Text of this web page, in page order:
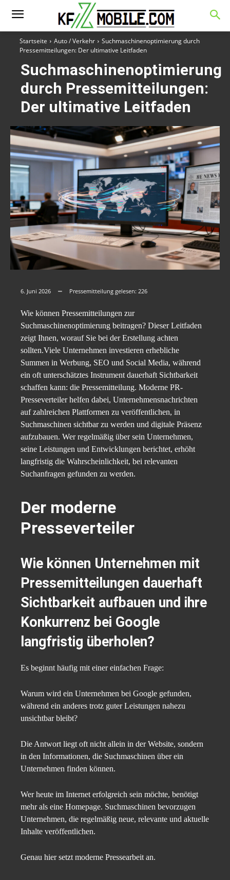
Startseite Auto / Verkehr
Suchmaschinenoptimierung durch
Pressemitteilungen: Der ultimative Leitfaden
Suchmaschinenoptimierung
durch Pressemitteilungen:
Der ultimative Leitfaden
6. Juni 2026 Pressemitteilung gelesen: 226
Wie können Pressemitteilungen zur
Suchmaschinenoptimierung beitragen? Dieser Leitfaden
zeigt Ihnen, worauf Sie bei der Erstellung achten
sollten.Viele Unternehmen investieren erhebliche
Summen in Werbung, SEO und Social Media, während
ein oft unterschätztes Instrument dauerhaft Sichtbarkeit
schaffen kann: die Pressemitteilung. Moderne PR-
Presseverteiler helfen dabei, Unternehmensnachrichten
auf zahlreichen Plattformen zu veröffentlichen, in
Suchmaschinen sichtbar zu werden und digitale Präsenz
aufzubauen. Wer regelmäßig über sein Unternehmen,
seine Leistungen und Entwicklungen berichtet, erhöht
langfristig die Wahrscheinlichkeit, bei relevanten
Suchanfragen gefunden zu werden.
Der moderne
Presseverteiler
Wie können Unternehmen mit
Pressemitteilungen dauerhaft
Sichtbarkeit aufbauen und ihre
Konkurrenz bei Google
langfristig überholen?
Es beginnt häufig mit einer einfachen Frage:
Warum wird ein Unternehmen bei Google gefunden,
während ein anderes trotz guter Leistungen nahezu
unsichtbar bleibt?
Die Antwort liegt oft nicht allein in der Website, sondern
in den Informationen, die Suchmaschinen über ein
Unternehmen finden können.
Wer heute im Internet erfolgreich sein möchte, benötigt
mehr als eine Homepage. Suchmaschinen bevorzugen
Unternehmen, die regelmäßig neue, relevante und aktuelle
Inhalte veröffentlichen.
Genau hier setzt moderne Pressearbeit an.